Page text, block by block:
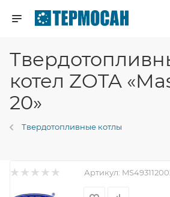
котел ZOTA
20»
Твердотопливные котлы
Артикул: